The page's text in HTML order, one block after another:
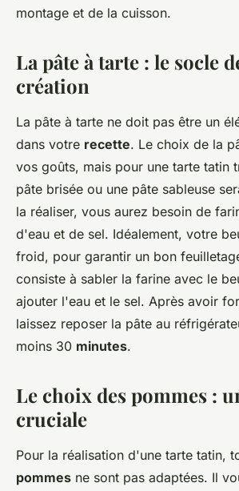
montage et de la cuisson.
La pâte à tarte : le socle
création
La pâte à tarte ne doit pas être un
dans votre recette. Le choix de la
vos goûts, mais pour une tarte tatin
pâte brisée ou une pâte sableuse
la réaliser, vous aurez besoin de
d'eau et de sel. Idéalement, votre
froid, pour garantir un bon
consiste à sabler la farine avec le
ajouter l'eau et le sel. Après avoir
laissez reposer la pâte au
moins 30 minutes.
Le choix des pommes :
cruciale
Pour la réalisation d'une tarte tatin,
pommes ne sont pas adaptées. Il